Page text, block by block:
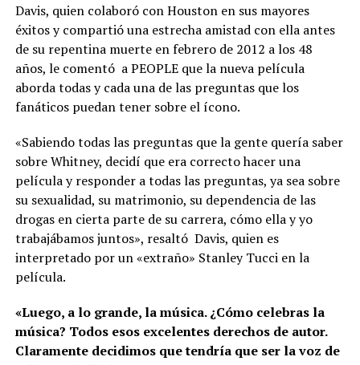
Davis, quien colaboró ​​con Houston en sus mayores
éxitos y compartió una estrecha amistad con ella antes
de su repentina muerte en febrero de 2012 a los 48
años, le comentó a PEOPLE que la nueva película
aborda todas y cada una de las preguntas que los
fanáticos puedan tener sobre el ícono.
«Sabiendo todas las preguntas que la gente quería saber
sobre Whitney, decidí que era correcto hacer una
película y responder a todas las preguntas, ya sea sobre
su sexualidad, su matrimonio, su dependencia de las
drogas en cierta parte de su carrera, cómo ella y yo
trabajábamos juntos», resaltó Davis, quien es
interpretado por un «extraño» Stanley Tucci en la
película.
«Luego, a lo grande, la música. ¿Cómo celebras la
música? Todos esos excelentes derechos de autor.
Claramente decidimos que tendría que ser la voz de